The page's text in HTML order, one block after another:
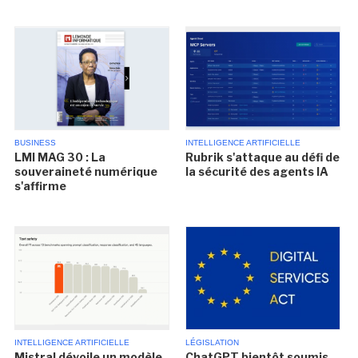
BUSINESS
LMI MAG 30 : La
souveraineté numérique
s'affirme
INTELLIGENCE ARTIFICIELLE
Rubrik s'attaque au défi de
la sécurité des agents IA
INTELLIGENCE ARTIFICIELLE LÉGISLATION